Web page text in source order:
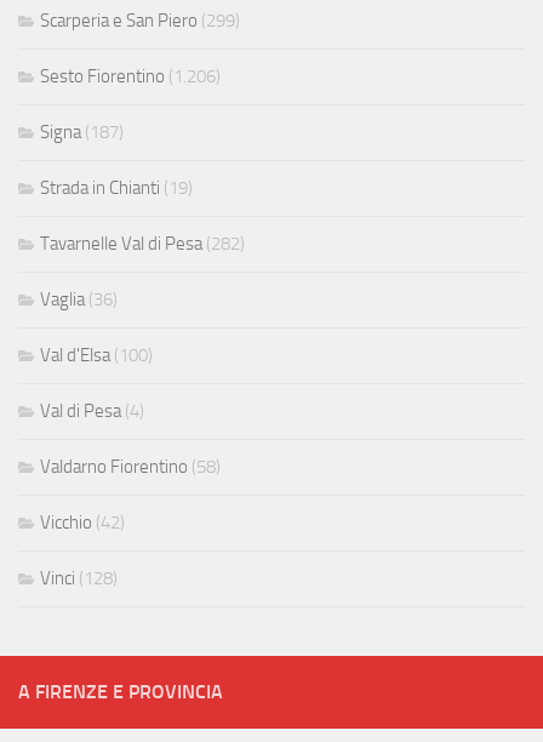
Scarperia e San Piero (299)
Sesto Fiorentino (1.206)
Signa(187)
Strada in Chianti (19)
Tavarnelle Val di Pesa(282)
Vaglia(36)
Val d'Elsa(100)
Val di Pesa(4)
Valdarno Fiorentino (58)
Vicchio (42)
Vinci (128)
A FIRENZE E PROVINCIA